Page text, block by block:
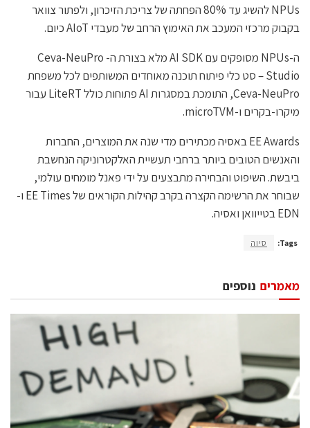
NPUs להשיג עד 80% הפחתה של צריכת הזיכרון, ולפתור צוואר
בקבוק מרכזי המעכב את האימוץ הרחב של מעבדי AIoT כיום.
ה-NPUs מסופקים עם AI SDK מלא בצורת ה- Ceva-NeuPro
Studio – סט כלי פיתוח תוכנה מאוחדים המשותפים לכל משפחת
Ceva-NeuPro, התומכת במסגרות AI פתוחות כולל LiteRT עבור
מיקרו-בקרים ו-microTVM.
EE Awards באסיה מכתירים מדי שנה את המוצרים, החברות
והאנשים הטובים ביותר ברחבי תעשיית האלקטרוניקה הנחשבת
ביבשת. השיפוט והבחירה מתבצעים על ידי פאנל מומחים עולמי,
שבוחר את הרשימה הקצרה בקרב קהילות הקוראים של EE Times ו-
EDN בטייוואן ואסיה.
Tags: סיוה
נוספים מאמרים